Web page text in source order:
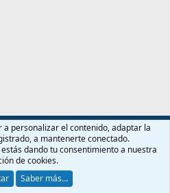
Política de privacidad
Ayuda
2010-2026 XenForo Ltd.
personalizar el contenido, adaptar la
a mantenerte conectado.
dando tu consentimiento a nuestra
de cookies.
Saber más…